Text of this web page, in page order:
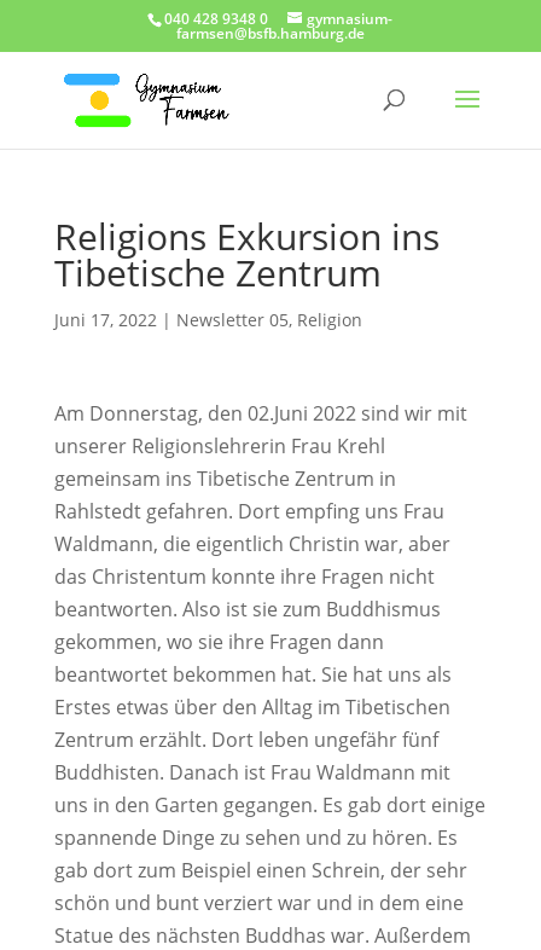
040 428 9348 0 gymnasium-
farmsen@bsfb.hamburg.de
Religions Exkursion ins
Tibetische Zentrum
Juni 17, 2022| Newsletter 05, Religion
Am Donnerstag, den 02.Juni 2022 sind wir mit
unserer Religionslehrerin Frau Krehl
gemeinsam ins Tibetische Zentrum in
Rahlstedt gefahren. Dort empfing uns Frau
Waldmann, die eigentlich Christin war, aber
das Christentum konnte ihre Fragen nicht
beantworten. Also ist sie zum Buddhismus
gekommen, wo sie ihre Fragen dann
beantwortet bekommen hat. Sie hat uns als
Erstes etwas über den Alltag im Tibetischen
Zentrum erzählt. Dort leben ungefähr fünf
Buddhisten. Danach ist Frau Waldmann mit
uns in den Garten gegangen. Es gab dort einige
spannende Dinge zu sehen und zu hören. Es
gab dort zum Beispiel einen Schrein, der sehr
schön und bunt verziert war und in dem eine
Statue des nächsten Buddhas war. Außerdem